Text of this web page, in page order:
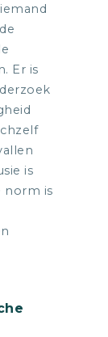
Er is
is
norm is